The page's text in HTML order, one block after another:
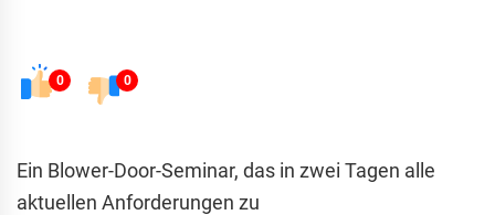
0 0
Ein Blower-Door-Seminar, das in zwei Tagen alle
aktuellen Anforderungen zu